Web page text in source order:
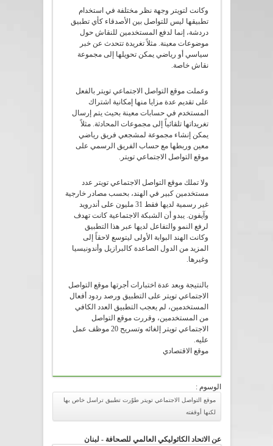
وكانت لتويتر وجهة نظر مختلفة في استخدام
تطبيقها ليس للتواصل بين الأصدقاء كأي تطبيق
دردشة، إنما لدفع المستخدمين للنقاش حول
موضوعات معينة. مثلاً تغريدة تتحدث عن خبر
سياسي أو رياضي يمكن تحويلها إلى مجموعة
نقاش خاصة.
وعملت موقع التواصل الاجتماعي تويتر بالفعل
على تقديم عدة مزايا منها إمكانية اشتراك
المستخدم في حسابات معينة بحيث يتم إرسال
تغريداتها تلقائياً إلى مجموعات المحادثة. مثلاً
يمكن إنشاء مجموعة لمشجعي فريق رياضي
معين وربطها مع حساب الفريق الرسمي على
موقع التواصل الاجتماعي تويتر.
ولا تملك موقع التواصل الاجتماعي تويتر عدد
مستخدمين كبير في الهند، بحسب مصادر خارجية
غير رسمية لديها فقط 31 مليون على أندرويد
وآيفون. يبدو أن الشبكة الاجتماعية كانت تهدف
لرفع النمو والتفاعل لديها عبر هذا التطبيق
وكانت الهند البوابة الأولى ليتوسع لاحقاً إلى
المزيد من الدول الصاعدة كالبرازيل وأندونيسيا
وغيرها.
بالنتيجة وبعد عدة اختبارات أجرتها موقع التواصل
الاجتماعي تويتر على التطبيق ورصد ردود أفعال
المستخدمين، لم يعجب التطبيق العدد الكافي
من المستخدمين، وقررت موقع التواصل
الاجتماعي تويتر إلغائه وتسريح 20 موظف عمل
عليه.
موقع الاقتصادي
الوسوم :
موقع التواصل الاجتماعي تويتر طوّرت تطبيق تراسل خاص بها
لكنها أوقفته
عن الاتحاد الكاثوليكي العالمي للصحافة - لبنان